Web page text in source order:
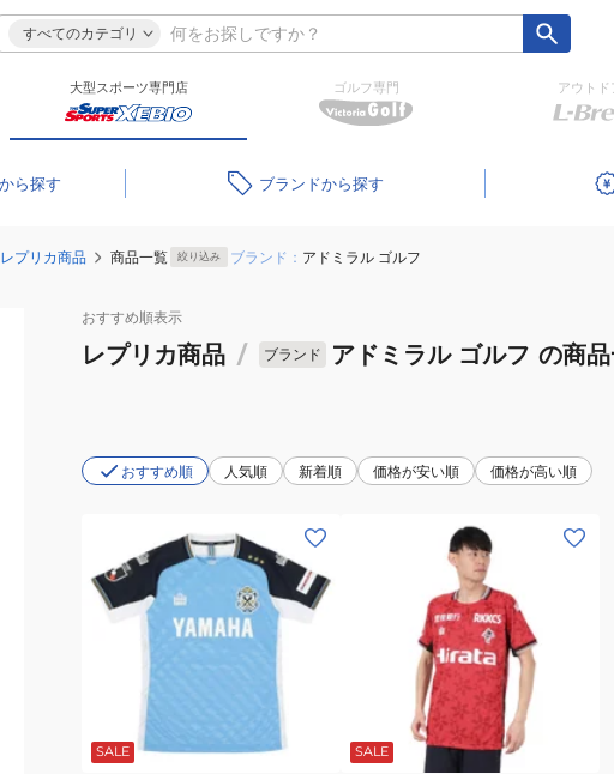
すべてのカテゴリ
大型スポーツ専門店 ゴルフ専門 アウトド
ブランド
レプリカ商品 商品一覧 絞り込み ブランド： アドミラル ゴルフ
おすすめ順表示
レプリカ商品 / ブランド アドミラル ゴルフ の商
おすすめ順 人気順 新着順 価格が安い順 価格が高い順
ズ)
ュSALE
ロSALE
ド